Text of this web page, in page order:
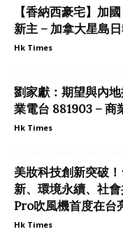
【香納西豪宅】加
新主 – 加拿大星島
Hk Times
劉家獻：期望與內
業電台 881903 – 商
Hk Times
美妝科技創新突破
新、環境永續、社
Pro吹風機首度在台
Hk Times